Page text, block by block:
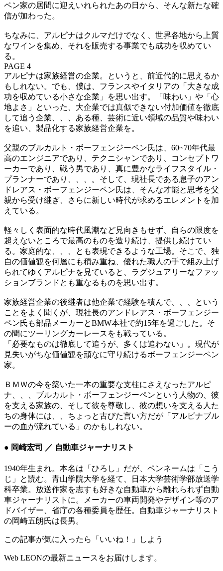
ペン家の居間に迎えいれられたあの日から、そんな新たな確
信が加わった。
ちなみに、アルピナはクルマだけでなく、世界各地から上質
なワインを集め、それを販売する事業でも成功を収めてい
る。
PAGE 4
アルピナは家族経営の企業。というと、前近代的に思えるか
もしれない。でも、僕は、フランスやイタリアの「大きな成
功を収めている小さな企業」を思い出す。「味わい」や「心
地よさ」といった、大企業では真似できない付加価値を徹底
して追う企業、、、ある種、芸術に近い領域の品質や味わい
を追い、製品化する家族経営企業を。
父親のブルカルト・ボーフェンジーペン氏は、60~70年代最
高のエンジニアであり、テクニシャンであり、コンセプトワ
ーカーであり、戦う男であり、真に豊かなライフスタイル・
プランナーであり、、、。そして、現社長である息子のアン
ドレアス・ボーフェンジーペン氏は、そんな才能と思考を父
親から受け継ぎ、さらに新しい時代が求めるエレメントを加
えている。
軽々しく表面的な時代風潮など見向きもせず、自らの限度を
超えないところで最高のものを造り続け、提供し続けてい
る。家庭的な、、、とも表現できるような工場。そこで、独
自の価値観を何層にも積み重ね、優れた職人の手で組み上げ
られてゆくアルピナを見ていると、ラグジュアリーなファッ
ションブランドとも重なるものを思い出す。
家族経営企業の後継者は他企業で経験を積んで、、、という
ことをよく聞くが、現社長のアンドレアス・ボーフェンジー
ペン氏も部品メーカーとBMW本社で約15年を過ごした。そ
の間にツーリングカーレースをも戦っている。
「必要なものは徹底して追うが、多くは追わない」。現代が
見失いがちな価値観を頑なに守り続けるボーフェンジーペン
家。
ＢＭＷの今を築いた一本の重要な支柱にさえなったアルピ
ナ、、、ブルカルト・ボーフェンジーペンという人物の、彼
を支える家族の、そして彼を尊敬し、彼の想いを支える人た
ちの身体には、、ちょっと古びた言い方だが「アルピナブル
ーの血が流れている」のかもしれない。
● 岡崎宏司 ／ 自動車ジャーナリスト
1940年生まれ。本名は「ひろし」だが、ペンネームは「こう
じ」と読む。青山学院大学を経て、日本大学芸術学部放送学
科卒業。放送作家を志すも好きな自動車から離れられず自動
車ジャーナリストに。メーカーの車両開発やデザイン等のア
ドバイザー、省庁の各種委員を歴任。自動車ジャーナリスト
の岡崎五朗氏は長男。
この記事が気に入ったら「いいね！」しよう
Web LEONの最新ニュースをお届けします。